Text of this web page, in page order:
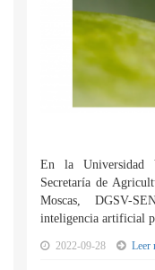
En la Universidad
Secretaría de
Moscas, DGSV-
inteligencia artificial
2022-09-28 Leer